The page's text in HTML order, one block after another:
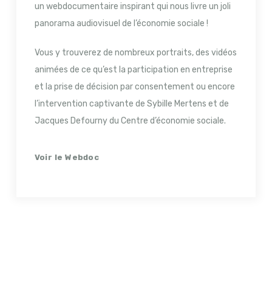
un webdocumentaire inspirant qui nous livre un joli
panorama audiovisuel de l’économie sociale !
Vous y trouverez de nombreux portraits, des vidéos
animées de ce qu’est la participation en entreprise
et la prise de décision par consentement ou encore
l’intervention captivante de Sybille Mertens et de
Jacques Defourny du Centre d’économie sociale.
Voir le Webdoc